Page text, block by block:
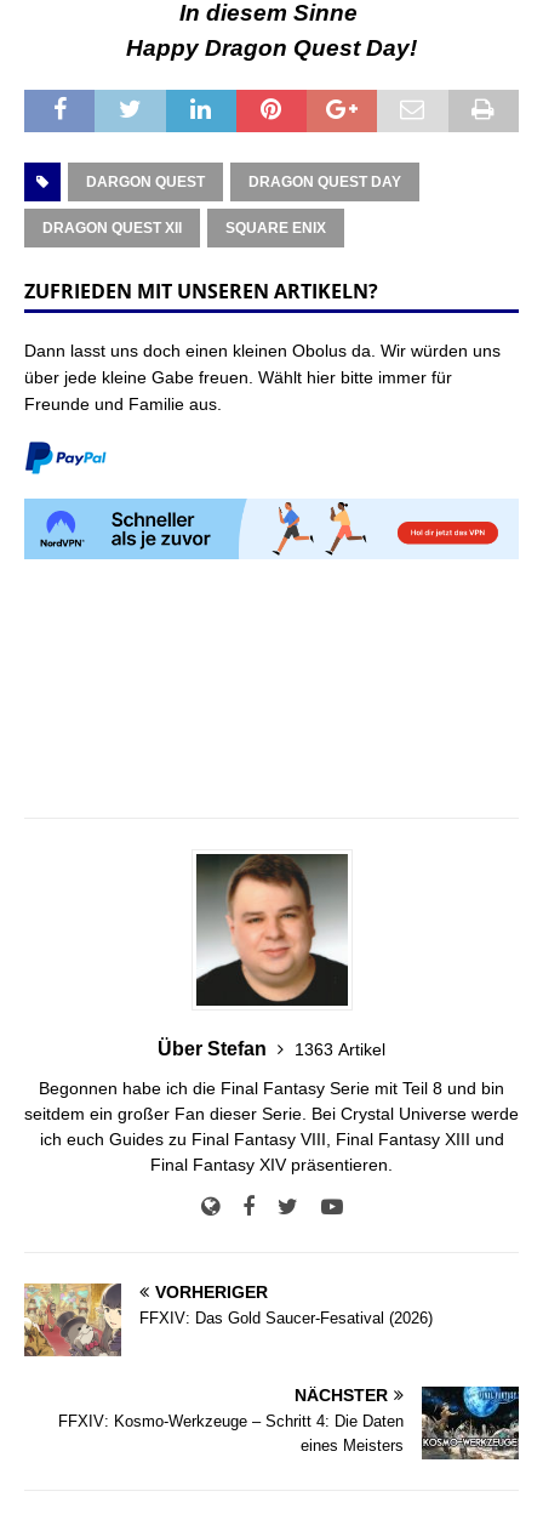
In diesem Sinne
Happy Dragon Quest Day!
DARGON QUEST DRAGON QUEST DAY
DRAGON QUEST XII SQUARE ENIX
ZUFRIEDEN MIT UNSEREN ARTIKELN?
Dann lasst uns doch einen kleinen Obolus da. Wir würden uns
über jede kleine Gabe freuen. Wählt hier bitte immer für
Freunde und Familie aus.
Über Stefan
1363 Artikel
Begonnen habe ich die Final Fantasy Serie mit Teil 8 und bin
seitdem ein großer Fan dieser Serie. Bei Crystal Universe werde
ich euch Guides zu Final Fantasy VIII, Final Fantasy XIII und
Final Fantasy XIV präsentieren.
VORHERIGER
FFXIV: Das Gold Saucer-Fesatival (2026)
NÄCHSTER
FFXIV: Kosmo-Werkzeuge – Schritt 4: Die Daten
eines Meisters